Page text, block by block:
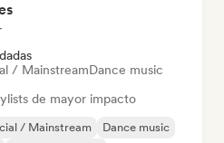
/ MainstreamDance music
de mayor impacto
/ Mainstream
Dance music